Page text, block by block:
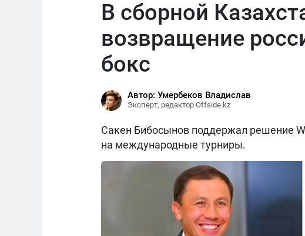
В сборной
возвращение
бокс
Автор: Умербеков Владислав
Эксперт, редактор Offside.kz
Сакен Бибосынов поддержал решение
на международные турниры.